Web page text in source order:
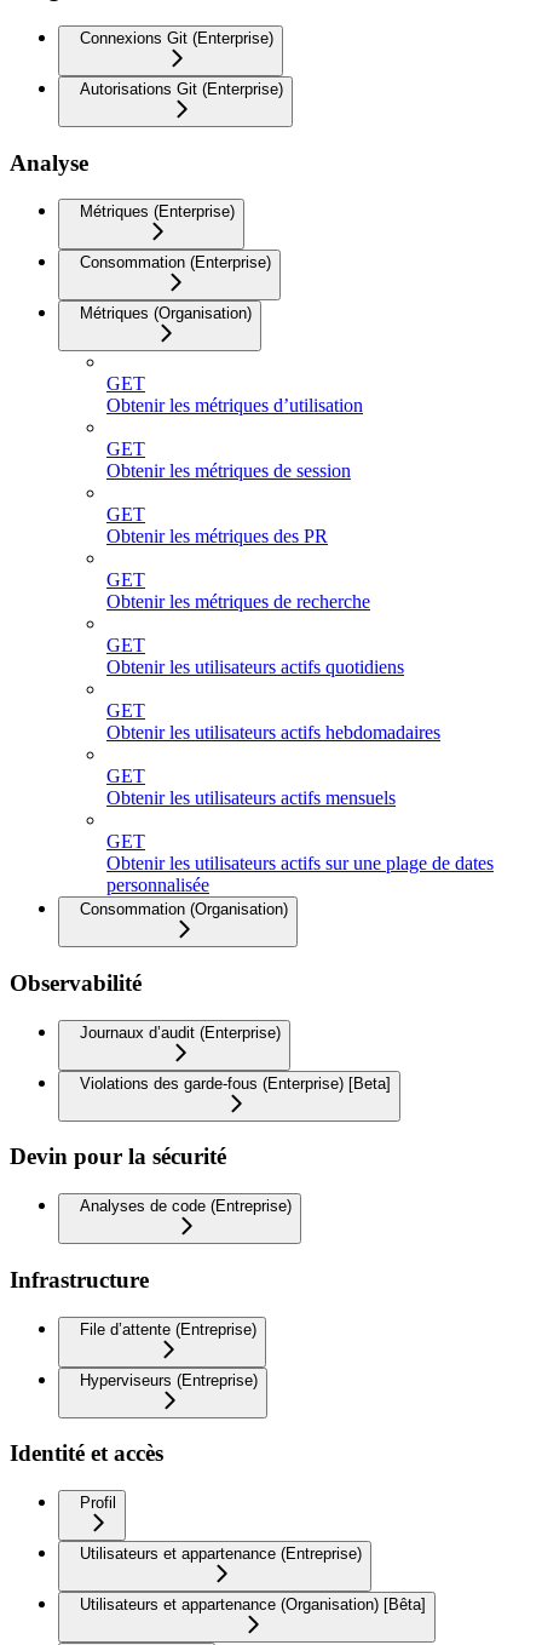
Connexions Git (Enterprise)
Autorisations Git (Enterprise)
Analyse
Métriques (Enterprise)
Consommation (Enterprise)
Métriques (Organisation)
GET
Obtenir les métriques d’utilisation
GET
Obtenir les métriques de session
GET
Obtenir les métriques des PR
GET
Obtenir les métriques de recherche
GET
Obtenir les utilisateurs actifs quotidiens
GET
Obtenir les utilisateurs actifs hebdomadaires
GET
Obtenir les utilisateurs actifs mensuels
GET
Obtenir les utilisateurs actifs sur une plage de dates
personnalisée
Consommation (Organisation)
Observabilité
Journaux d’audit (Enterprise)
Violations des garde-fous (Enterprise) [Beta]
Devin pour la sécurité
Analyses de code (Entreprise)
Infrastructure
File d’attente (Entreprise)
Hyperviseurs (Entreprise)
Identité et accès
Profil
Utilisateurs et appartenance (Entreprise)
Utilisateurs et appartenance (Organisation) [Bêta]